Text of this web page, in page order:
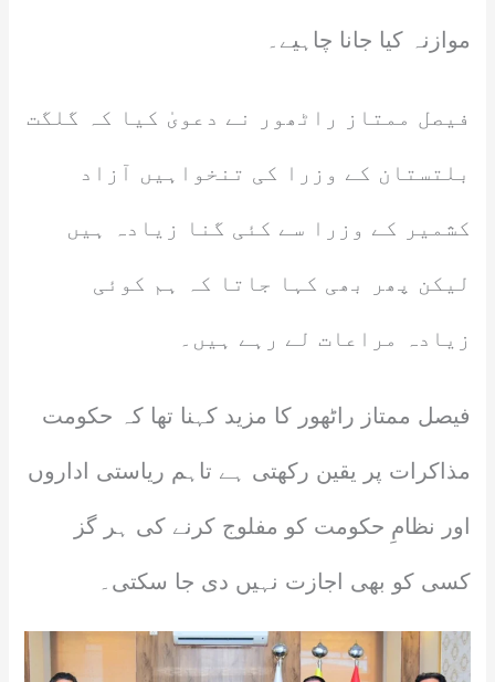
موازنہ کیا جانا چاہیے۔
فیصل ممتاز راٹھور نے دعویٰ کیا کہ گلگت
بلتستان کے وزرا کی تنخواہیں آزاد
کشمیر کے وزرا سے کئی گنا زیادہ ہیں
لیکن پھر بھی کہا جاتا کہ ہم کوئی
زیادہ مراعات لے رہے ہیں۔
فیصل ممتاز راٹھور کا مزید کہنا تھا کہ حکومت
مذاکرات پر یقین رکھتی ہے تاہم ریاستی اداروں
اور نظامِ حکومت کو مفلوج کرنے کی ہر گز
کسی کو بھی اجازت نہیں دی جا سکتی۔